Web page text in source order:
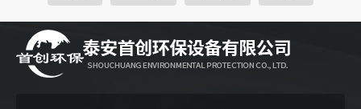
尘埃粒子数，尘埃粒子计数器
洁净室检测；过滤器现场检
测、捡漏；可监测生物安全，
的小流量尘埃粒子计数器，触
摸屏的操作界面更具人性化。